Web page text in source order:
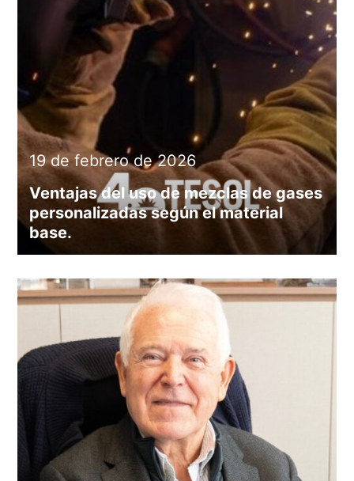
Ventajas del uso de mezclas de gases
personalizadas según el material
base.
19 de febrero de 2026